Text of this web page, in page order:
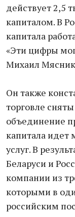
действует 2,5
капиталом. В
капитала
«Эти цифры
Михаил
Он также
торговле
объединение
капитала идет
услуг. В
Беларуси и
компании из
которыми в
российским